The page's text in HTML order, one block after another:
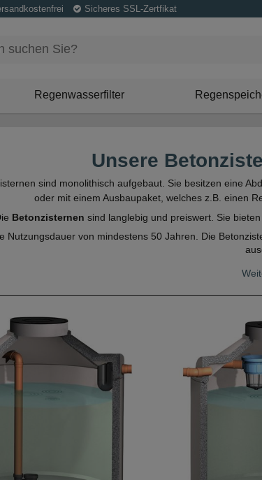
Sicheres SSL-Zertfikat
Regenwasserfilter
Unsere
sind monolithisch aufgebaut. Sie besitzen eine
oder mit einem Ausbaupaket, welches z.B. einen
Betonzisternen sind langlebig und preiswert. Sie
Nutzungsdauer von mindestens 50 Jahren. Die